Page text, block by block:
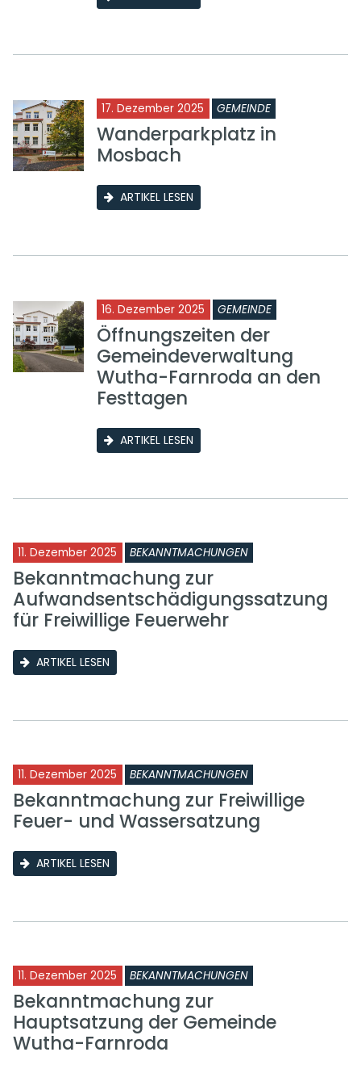
17. Dezember 2025 GEMEINDE
Wanderparkplatz in
Mosbach
ARTIKEL LESEN
16. Dezember 2025 GEMEINDE
Öffnungszeiten der
Gemeindeverwaltung
Wutha-Farnroda an den
Festtagen
ARTIKEL LESEN
11. Dezember 2025 BEKANNTMACHUNGEN
Bekanntmachung zur
Aufwandsentschädigungssatzung
für Freiwillige Feuerwehr
ARTIKEL LESEN
11. Dezember 2025 BEKANNTMACHUNGEN
Bekanntmachung zur Freiwillige
Feuer- und Wassersatzung
ARTIKEL LESEN
11. Dezember 2025 BEKANNTMACHUNGEN
Bekanntmachung zur
Hauptsatzung der Gemeinde
Wutha-Farnroda